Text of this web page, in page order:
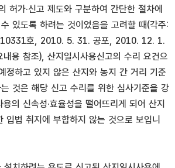
허가·신고 제도와 구분하여 간단한 절차에
있도록 하려는 것이었음을 고려할 때(각주:
제10331호, 2010. 5. 31. 공포, 2010. 12. 1.
용 참조), 산지일시사용신고의 수리 요건으
정하고 있지 않은 산지와 농지 간 거리 기준
것은 해당 신고 수리를 위한 심사기준을 강
의 신속성·효율성을 떨어뜨리게 되어 산지
입법 취지에 부합하지 않는 것으로 보입니